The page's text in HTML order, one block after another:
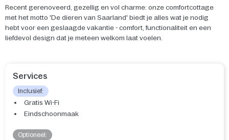
Recent gerenoveerd, gezellig en vol charme: onze comfortcottage
met het motto 'De dieren van Saarland' biedt je alles wat je nodig
hebt voor een geslaagde vakantie - comfort, functionaliteit en een
liefdevol design dat je meteen welkom laat voelen.
Services
Inclusief:
Gratis Wi-Fi
Eindschoonmaak
Optioneel: